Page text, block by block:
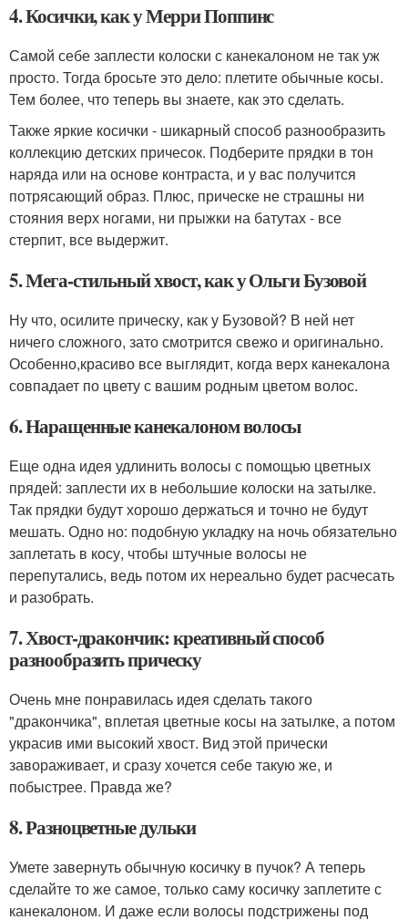
4. Косички, как у Мерри Поппинс
Самой себе заплести колоски с канекалоном не так уж
просто. Тогда бросьте это дело: плетите обычные косы.
Тем более, что теперь вы знаете, как это сделать.
Также яркие косички - шикарный способ разнообразить
коллекцию детских причесок. Подберите прядки в тон
наряда или на основе контраста, и у вас получится
потрясающий образ. Плюс, прическе не страшны ни
стояния верх ногами, ни прыжки на батутах - все
стерпит, все выдержит.
5. Мега-стильный хвост, как у Ольги Бузовой
Ну что, осилите прическу, как у Бузовой? В ней нет
ничего сложного, зато смотрится свежо и оригинально.
Особенно,красиво все выглядит, когда верх канекалона
совпадает по цвету с вашим родным цветом волос.
6. Наращенные канекалоном волосы
Еще одна идея удлинить волосы с помощью цветных
прядей: заплести их в небольшие колоски на затылке.
Так прядки будут хорошо держаться и точно не будут
мешать. Одно но: подобную укладку на ночь обязательно
заплетать в косу, чтобы штучные волосы не
перепутались, ведь потом их нереально будет расчесать
и разобрать.
7. Хвост-дракончик: креативный способ
разнообразить прическу
Очень мне понравилась идея сделать такого
"дракончика", вплетая цветные косы на затылке, а потом
украсив ими высокий хвост. Вид этой прически
завораживает, и сразу хочется себе такую же, и
побыстрее. Правда же?
8. Разноцветные дульки
Умете завернуть обычную косичку в пучок? А теперь
сделайте то же самое, только саму косичку заплетите с
канекалоном. И даже если волосы подстрижены под